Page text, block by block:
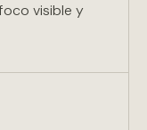
visible y